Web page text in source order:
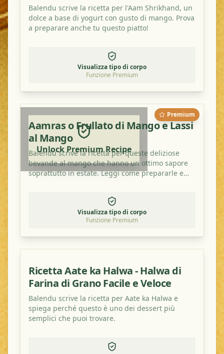
Balendu scrive la ricetta per l'Aam Shrikhand, un
dolce a base di yogurt con gusto di mango. Prova
a preparare anche tu questo piatto!
Visualizza tipo di corpo
Funzione Premium
Premium
Unlock Premium Recipe
Aamras o Frullato di Mango e Lassi
al Mango
Balendu scrive la ricetta per queste deliziose
bevande al mango che hanno un ottimo sapore
soprattutto in estate. Leggi come prepararle e
Visualizza tipo di corpo
Funzione Premium
Ricetta Aate ka Halwa - Halwa di
Farina di Grano Facile e Veloce
Balendu scrive la ricetta per Aate ka Halwa e
spiega perché questo è uno dei dessert più
semplici che puoi trovare.